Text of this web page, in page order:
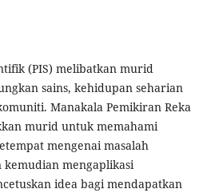
(PIS) melibatkan murid
sains, kehidupan seharian
Manakala Pemikiran Reka
murid untuk memahami
mengenai masalah
mengaplikasi
idea bagi mendapatkan